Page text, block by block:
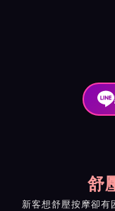
舒
新客想舒壓按摩卻有